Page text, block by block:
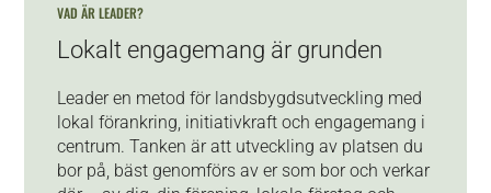
VAD ÄR LEADER?
Lokalt engagemang är grunden
Leader en metod för landsbygdsutveckling med
lokal förankring, initiativkraft och engagemang i
centrum. Tanken är att utveckling av platsen du
bor på, bäst genomförs av er som bor och verkar